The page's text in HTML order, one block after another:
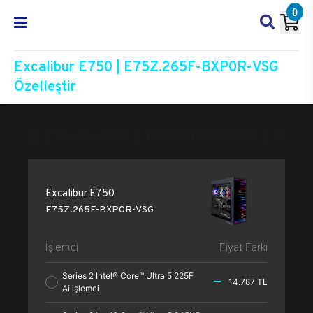
0
Excalibur E750 | E75Z.265F-BXP0R-VSG
Özelleştir
Excalibur E750
E75Z.265F-BXP0R-VSG
İşlemci Fiyat Farkı
Series 2 Intel® Core™ Ultra 5 225F
Ai işlemci
14.787 TL